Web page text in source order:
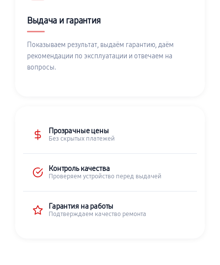
Выдача и гарантия
Показываем результат, выдаём гарантию, даём
рекомендации по эксплуатации и отвечаем на
вопросы.
Прозрачные цены
Без скрытых платежей
Контроль качества
Проверяем устройство перед выдачей
Гарантия на работы
Подтверждаем качество ремонта